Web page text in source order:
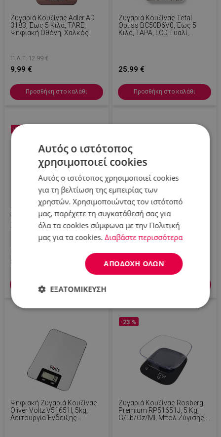
Ζυγαριά Κουζίνας Adler AD
3183, Έως 5 Κιλά, TARE,
Ψηφιακή Οθόνη, Χαλκός
Π.Λ.Τ: 12.99 €
9.99 €
Προσθήκη στο καλάθι
Ζυγαριά Κουζίνας Tefal
Optiss BC50D6V0, Έως 5
Κιλά, ΤΑΡΑ, LCD, Γυαλί,
25.99 €
Προσθήκη στο καλάθι
Ζυγαριά Κουζίνας Voltz
V51651F, 5 Kg, Ποτήρι, TARA,
Στρογγυλό, Λευκό
-29 %
8.50 €
Προσθήκη στο καλάθι
Ζυγαριά Κουζίνας Beurer KS
34, Έως 15 Κιλά, Οθόνη
Αφής, TARA, Ανοξείδωτο,
Γκρι/Μαύρο
28.90 €
Ψηφιακή Ζυγαριά Κουζίνας
Oliver Voltz V51651I, 5kg,
Λειτουργία Ένδειξης
Ζυγαριά Κουζίνας Rosberg
Premium RP51651J, 5 Kg,
G/lb/oz/ml, Mπολ Ζύγισης,
-23 %
Αυτός ο ιστότοπος
χρησιμοποιεί cookies
Αυτός ο ιστότοπος χρησιμοποιεί cookies
για τη βελτίωση της εμπειρίας των
χρηστών. Χρησιμοποιώντας τον ιστότοπό
μας, παρέχετε τη συγκατάθεσή σας για
όλα τα cookies σύμφωνα με την Πολιτική
μας για τα cookies. Διαβάστε περισσότερα
ΑΠΟΔΟΧΉ ΌΛΩΝ
ΕΞΑΤΟΜΊΚΕΥΣΗ
Απολύτως
Απόδοσης Στόχευσης
Λειτουργικότητας
Μη
ταξινομημένα